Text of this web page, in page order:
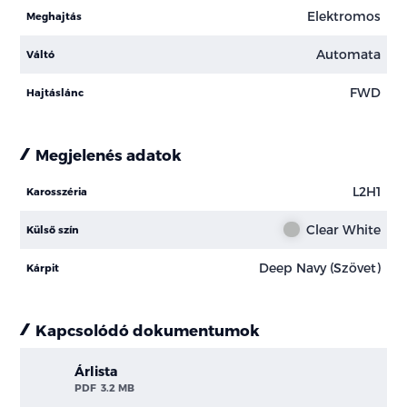
Meghajtás Elektromos
Váltó Automata
Hajtáslánc FWD
Megjelenés adatok
Karosszéria L2H1
Külső szín Clear White
Kárpit Deep Navy (Szövet)
Kapcsolódó dokumentumok
Árlista
PDF 3.2 MB